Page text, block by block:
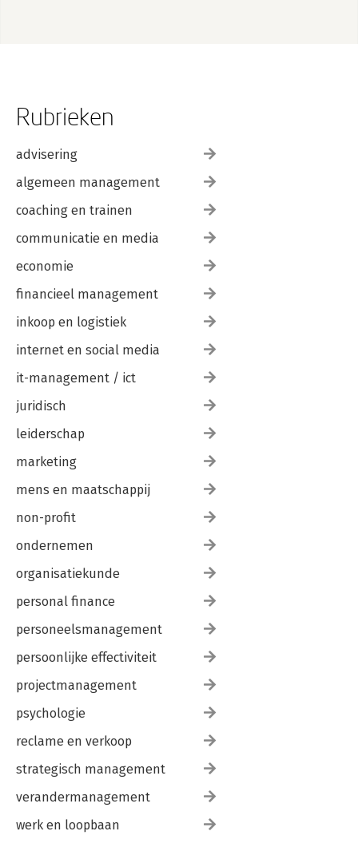
Rubrieken
advisering
algemeen management
coaching en trainen
communicatie en media
economie
financieel management
inkoop en logistiek
internet en social media
it-management / ict
juridisch
leiderschap
marketing
mens en maatschappij
non-profit
ondernemen
organisatiekunde
personal finance
personeelsmanagement
persoonlijke effectiviteit
projectmanagement
psychologie
reclame en verkoop
strategisch management
verandermanagement
werk en loopbaan